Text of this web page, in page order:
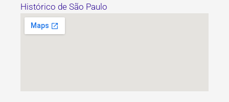
Histórico de São Paulo